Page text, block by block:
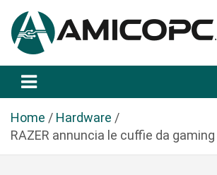
a
Amicopc.com
Home
Hardware
RAZER annuncia le cuffie da gaming